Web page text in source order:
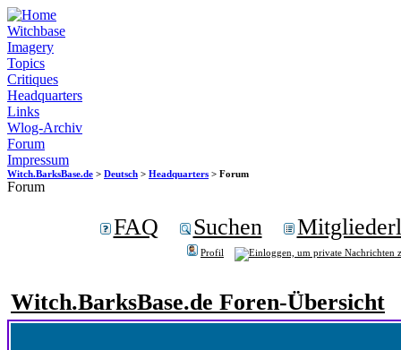
Witchbase
Imagery
Topics
Critiques
Headquarters
Links
Wlog-Archiv
Forum
Impressum
Witch.BarksBase.de > Deutsch > Headquarters > Forum
Forum
FAQ Suchen
Profil
Witch.BarksBase.de Foren-Übersicht